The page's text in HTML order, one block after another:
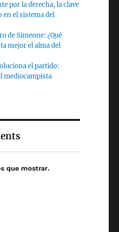
por la derecha, la clave
en el sistema del
de Simeone: ¿Qué
mejor el alma del
el partido:
mediocampista
que mostrar.